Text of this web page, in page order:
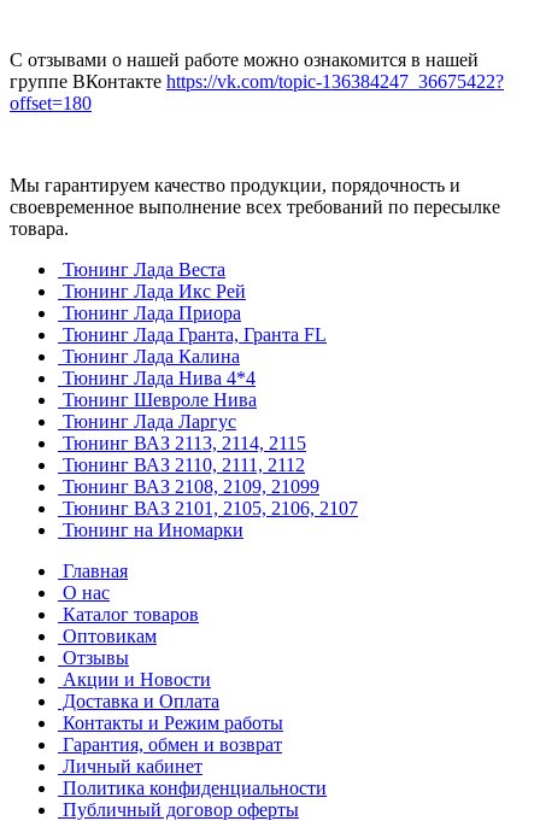
С отзывами о нашей работе можно ознакомится в нашей
группе ВКонтакте https://vk.com/topic-136384247_36675422?
offset=180
Мы гарантируем качество продукции, порядочность и
своевременное выполнение всех требований по пересылке
товара.
Тюнинг Лада Веста
Тюнинг Лада Икс Рей
Тюнинг Лада Приора
Тюнинг Лада Гранта, Гранта FL
Тюнинг Лада Калина
Тюнинг Лада Нива 4*4
Тюнинг Шевроле Нива
Тюнинг Лада Ларгус
Тюнинг ВАЗ 2113, 2114, 2115
Тюнинг ВАЗ 2110, 2111, 2112
Тюнинг ВАЗ 2108, 2109, 21099
Тюнинг ВАЗ 2101, 2105, 2106, 2107
Тюнинг на Иномарки
Главная
О нас
Каталог товаров
Оптовикам
Отзывы
Акции и Новости
Доставка и Оплата
Контакты и Режим работы
Гарантия, обмен и возврат
Личный кабинет
Политика конфиденциальности
Публичный договор оферты